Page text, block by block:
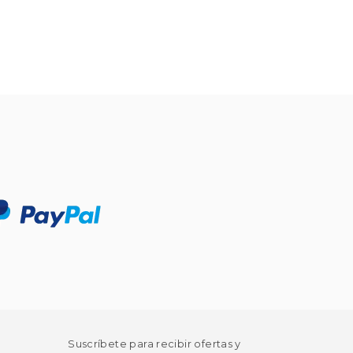
Suscríbete para recibir ofertas y